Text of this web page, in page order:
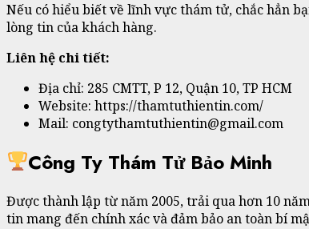
Nếu có hiểu biết về lĩnh vực thám tử, chắc hẳn
lòng tin của khách hàng.
Liên hệ chi tiết:
Địa chỉ: 285 CMTT, P 12, Quận 10, TP HCM
Website: https://thamtuthientin.com/
Mail: congtythamtuthientin@gmail.com
Công Ty Thám Tử Bảo Minh
Được thành lập từ năm 2005, trải qua hơn 10
tin mang đến chính xác và đảm bảo an toàn bí